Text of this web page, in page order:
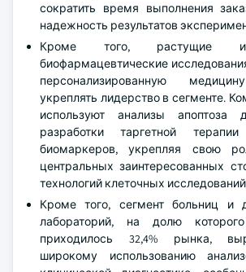
сократить время выполнения
надежность результатов
Кроме того, растущие
биофармацевтические
персонализированную
укреплять лидерство в сегменте.
используют анализы апоптоза
разработки таргетной
биомаркеров, укрепляя свою
центральных заинтересованных
технологий клеточных
Кроме того, сегмент больниц и
лабораторий, на долю
приходилось 32,4% рынка,
широкому использованию